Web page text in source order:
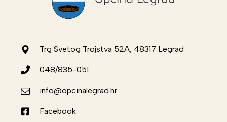
Trg Svetog Trojstva 52A, 48317 Legrad
048/835-051
info@opcinalegrad.hr
Facebook